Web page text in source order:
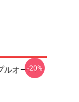
ルオーバー
-20%